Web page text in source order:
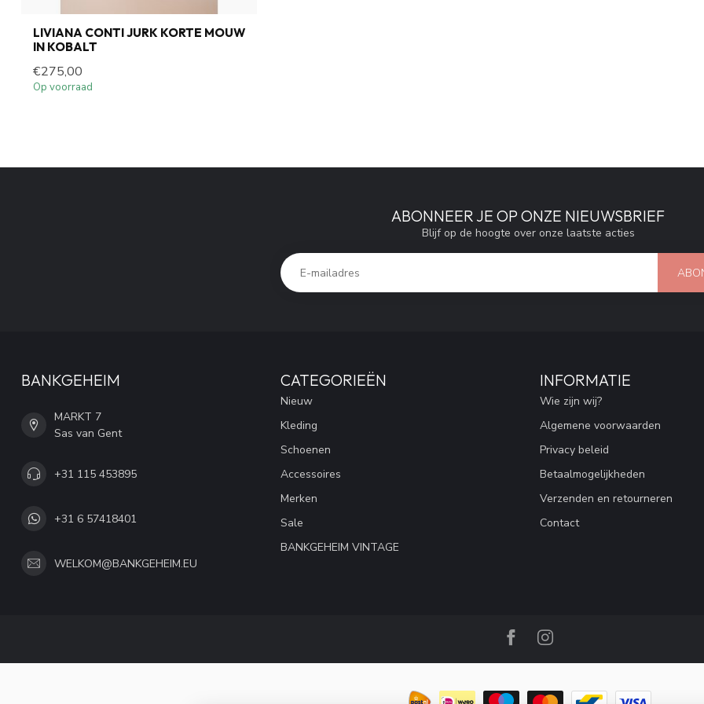
LIVIANA CONTI JURK KORTE MOUW
IN KOBALT
€275,00
Op voorraad
ABONNEER JE OP ONZE NIEUWSBRIEF
Blijf op de hoogte over onze laatste acties
BANKGEHEIM
MARKT 7
Sas van Gent
+31 115 453895
+31 6 57418401
WELKOM@BANKGEHEIM.EU
CATEGORIEËN
Nieuw
Kleding
Schoenen
Accessoires
Merken
Sale
BANKGEHEIM VINTAGE
INFORMATIE
Wie zijn wij?
Algemene voorwaarden
Privacy beleid
Betaalmogelijkheden
Verzenden en retourneren
Contact